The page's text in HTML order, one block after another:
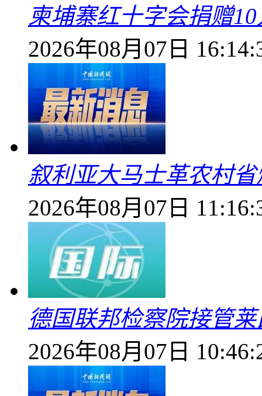
柬埔寨红十字会捐赠
2026年08月07日
叙利亚大马士革农村
2026年08月07日
德国联邦检察院接管
2026年08月07日